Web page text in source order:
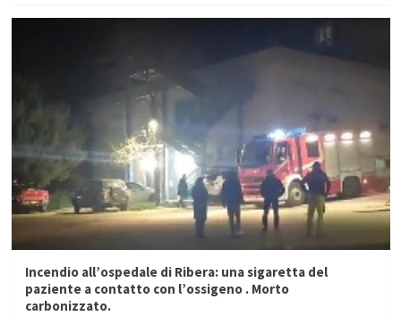
Incendio all’ospedale di Ribera: una sigaretta del
paziente a contatto con l’ossigeno . Morto
carbonizzato.